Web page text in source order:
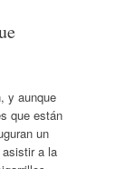
y aunque
que están
un
a la